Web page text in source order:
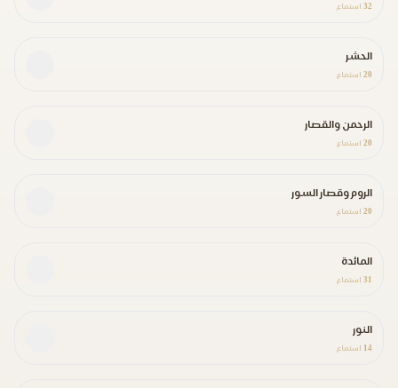
32 استماع
الحشر
20 استماع
الرحمن والقصار
20 استماع
الروم وقصار السور
20 استماع
المائدة
31 استماع
النور
14 استماع